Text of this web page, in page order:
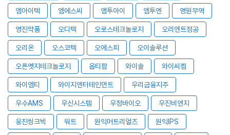
엠아이텍 엠에스씨 엠투아이 엠투엔 영원무역
영진약품 오디텍 오로스테크놀로지 오리엔트정공
오리온 오스코텍 오에스피 오이솔루션
오픈엣지테크놀로지 옵티팜 와이솔 와이씨켐
와이엠티 와이지엔터테인먼트 우리금융지주
우수AMS 우신시스템 우정바이오 우진비앤지
웅진씽크빅 워트 원익머트리얼즈 원익IPS